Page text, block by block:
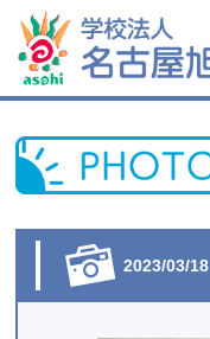
2023/03/18